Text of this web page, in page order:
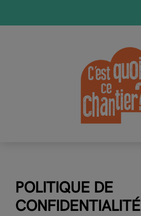
POLITIQUE DE
CONFIDENTIALITÉ